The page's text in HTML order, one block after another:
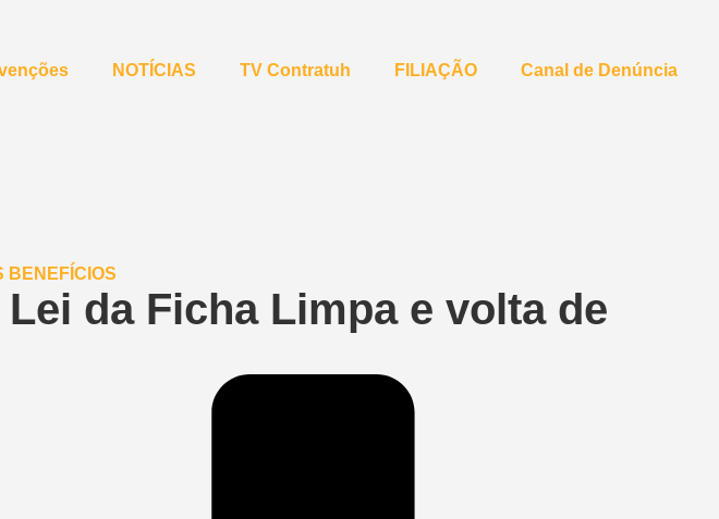
NOTÍCIAS TV Contratuh FILIAÇÃO Canal de Denúncia
da Ficha Limpa e volta de